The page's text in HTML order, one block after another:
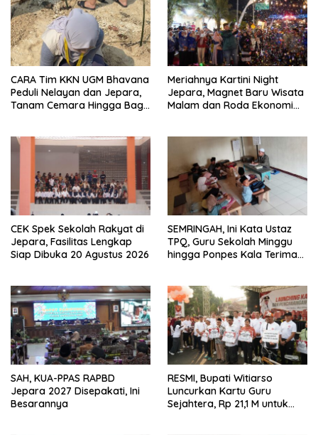
CARA Tim KKN UGM Bhavana
Peduli Nelayan dan Jepara,
Tanam Cemara Hingga Bagi
Meriahnya Kartini Night
Jepara, Magnet Baru Wisata
Malam dan Roda Ekonomi
CEK Spek Sekolah Rakyat di
Jepara, Fasilitas Lengkap
Siap Dibuka 20 Agustus 2026
SEMRINGAH, Ini Kata Ustaz
TPQ, Guru Sekolah Minggu
hingga Ponpes Kala Terima
SAH, KUA-PPAS RAPBD
Jepara 2027 Disepakati, Ini
Besarannya
RESMI, Bupati Witiarso
Luncurkan Kartu Guru
Sejahtera, Rp 21,1 M untuk